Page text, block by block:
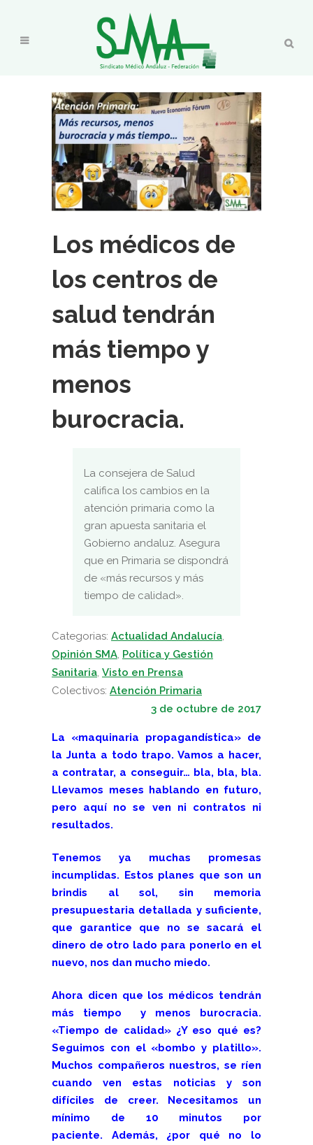
Los médicos de
los centros de
salud tendrán
más tiempo y
menos
burocracia.
La consejera de Salud
califica los cambios en la
atención primaria como la
gran apuesta sanitaria el
Gobierno andaluz. Asegura
que en Primaria se dispondrá
de «más recursos y más
tiempo de calidad».
Categorias: Actualidad Andalucía,
Opinión SMA, Política y Gestión
Sanitaria, Visto en Prensa
Colectivos: Atención Primaria
3 de octubre de 2017
La «maquinaria propagandística» de
la Junta a todo trapo. Vamos a hacer,
a contratar, a conseguir… bla, bla, bla.
Llevamos meses hablando en futuro,
pero aquí no se ven ni contratos ni
resultados.
Tenemos ya muchas promesas
incumplidas. Estos planes que son un
brindis al sol, sin memoria
presupuestaria detallada y suficiente,
que garantice que no se sacará el
dinero de otro lado para ponerlo en el
nuevo, nos dan mucho miedo.
Ahora dicen que los médicos tendrán
más tiempo y menos burocracia.
«Tiempo de calidad» ¿Y eso qué es?
Seguimos con el «bombo y platillo».
Muchos compañeros nuestros, se ríen
cuando ven estas noticias y son
difíciles de creer. Necesitamos un
mínimo de 10 minutos por
paciente. Además, ¿por qué no lo